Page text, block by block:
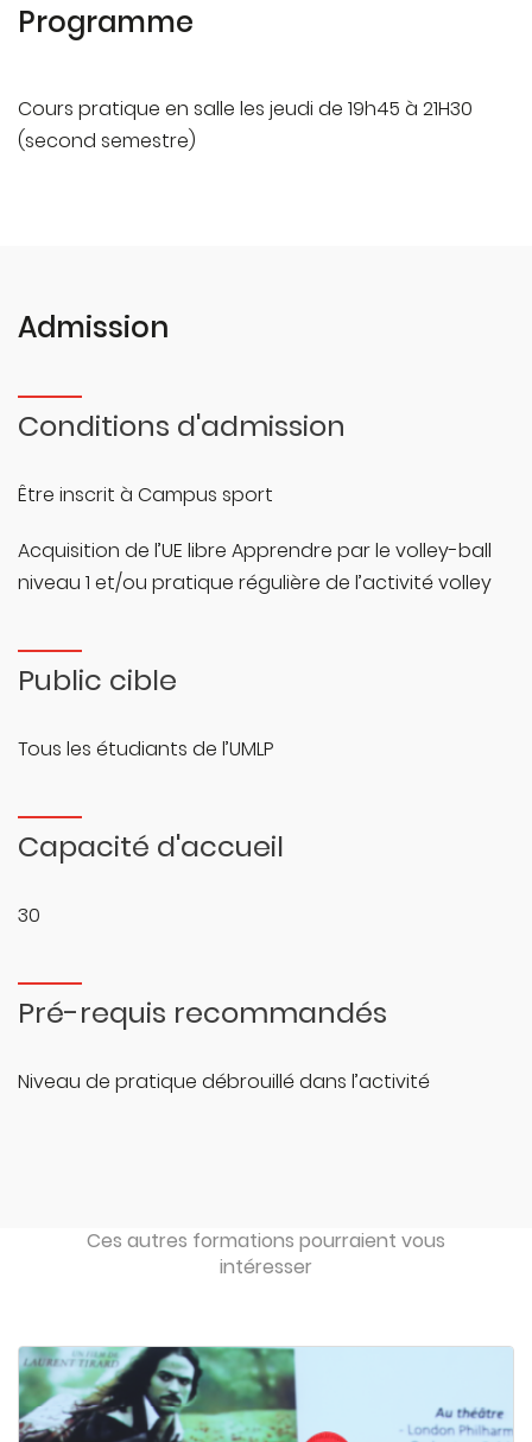
Programme
Cours pratique en salle les jeudi de 19h45 à 21H30
(second semestre)
Admission
Conditions d'admission
Être inscrit à Campus sport
Acquisition de l’UE libre Apprendre par le volley-ball
niveau 1 et/ou pratique régulière de l’activité volley
Public cible
Tous les étudiants de l’UMLP
Capacité d'accueil
30
Pré-requis recommandés
Niveau de pratique débrouillé dans l’activité
Ces autres formations pourraient vous
intéresser